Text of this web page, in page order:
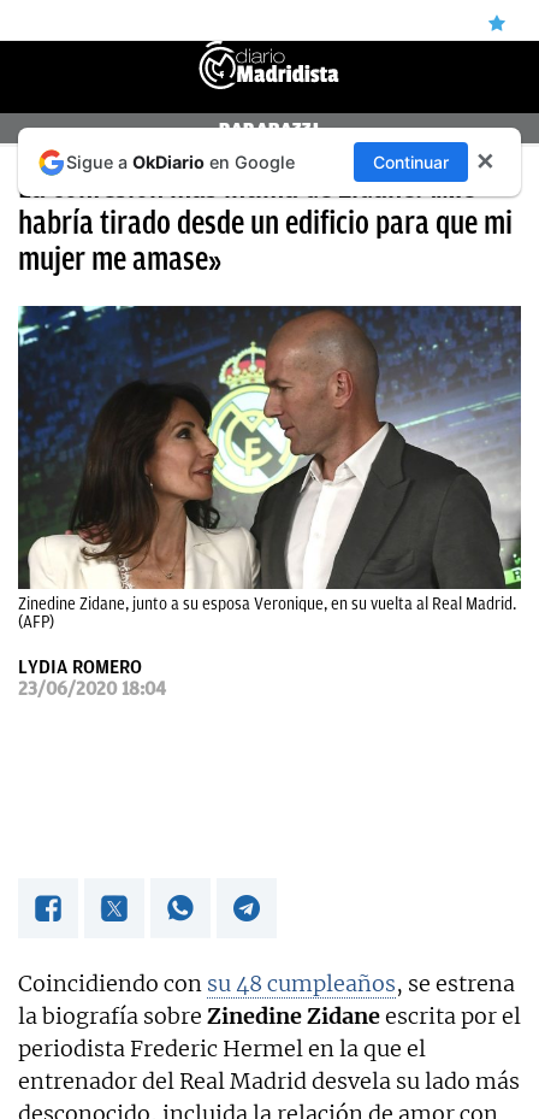
ÚLTIMAS
NOTICIAS
REAL
MADRID
CANTERA
FICHAJES
DIRECTO
FEMENINO
PAPARAZZI
OKDIARIO
PAPARAZZI
La confesión más íntima de Zidane: «Me
habría tirado desde un edificio para que mi
mujer me amase»
Zinedine Zidane, junto a su esposa Veronique, en su vuelta al Real Madrid.
(AFP)
LYDIA ROMERO
23/06/2020 18:04
Coincidiendo con su 48 cumpleaños, se estrena
la biografía sobre Zinedine Zidaneescrita por el
periodista Frederic Hermel en la que el
entrenador del Real Madrid desvela su lado más
desconocido, incluida la relación de amor con
Sigue a OkDiario en Google Continuar ✕